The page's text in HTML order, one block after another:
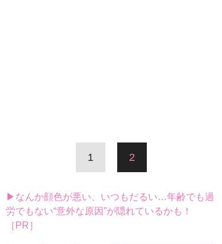
1 2
▶なんか顔色が悪い、いつもだるい…年齢でも過
労でもない“意外な原因”が隠れているかも！
［PR］